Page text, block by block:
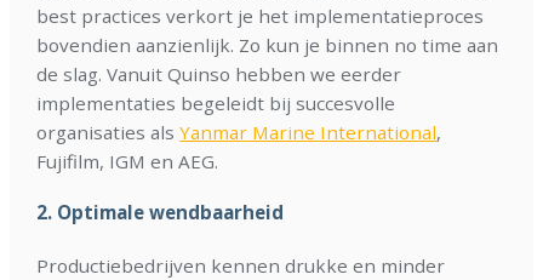
best practices verkort je het implementatieproces
bovendien aanzienlijk. Zo kun je binnen no time aan
de slag. Vanuit Quinso hebben we eerder
implementaties begeleidt bij succesvolle
organisaties alsYanmar Marine International,
Fujifilm, IGM en AEG.
2. Optimale wendbaarheid
Productiebedrijven kennen drukke en minder